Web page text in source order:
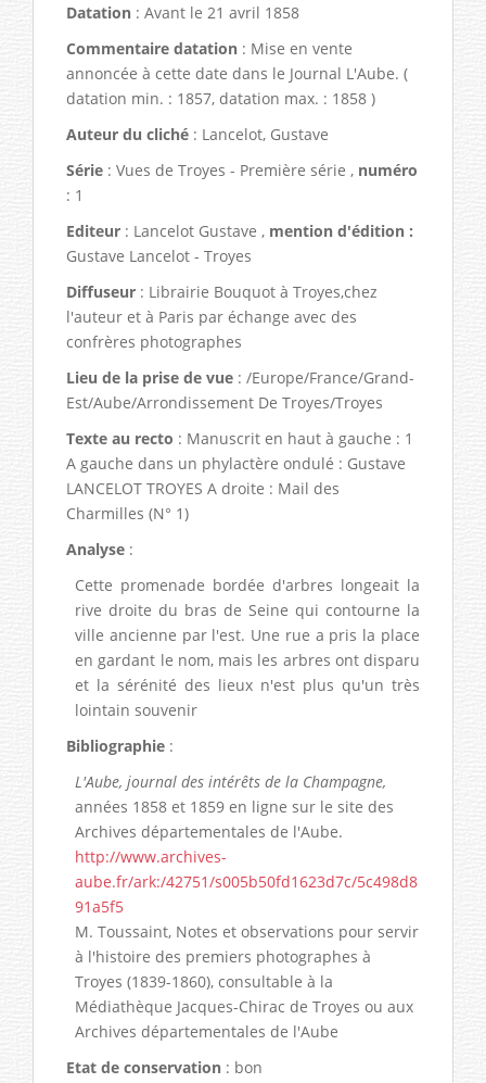
Datation : Avant le 21 avril 1858
Commentaire datation : Mise en vente
annoncée à cette date dans le Journal L'Aube. (
datation min. : 1857, datation max. : 1858 )
Auteur du cliché : Lancelot, Gustave
Série : Vues de Troyes - Première série , numéro
: 1
Editeur : Lancelot Gustave , mention d'édition :
Gustave Lancelot - Troyes
Diffuseur : Librairie Bouquot à Troyes,chez
l'auteur et à Paris par échange avec des
confrères photographes
Lieu de la prise de vue : /Europe/France/Grand-
Est/Aube/Arrondissement De Troyes/Troyes
Texte au recto : Manuscrit en haut à gauche : 1
A gauche dans un phylactère ondulé : Gustave
LANCELOT TROYES A droite : Mail des
Charmilles (N° 1)
Analyse :
Cette promenade bordée d'arbres longeait la
rive droite du bras de Seine qui contourne la
ville ancienne par l'est. Une rue a pris la place
en gardant le nom, mais les arbres ont disparu
et la sérénité des lieux n'est plus qu'un très
lointain souvenir
Bibliographie :
L'Aube, journal des intérêts de la Champagne,
années 1858 et 1859 en ligne sur le site des
Archives départementales de l'Aube.
http://www.archives-
aube.fr/ark:/42751/s005b50fd1623d7c/5c498d8
91a5f5
M. Toussaint, Notes et observations pour servir
à l'histoire des premiers photographes à
Troyes (1839-1860), consultable à la
Médiathèque Jacques-Chirac de Troyes ou aux
Archives départementales de l'Aube
Etat de conservation : bon